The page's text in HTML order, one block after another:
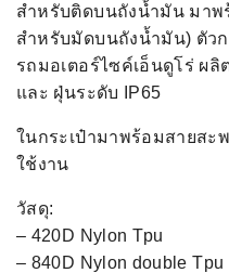
สำหรับติดบนถังนํ้ามัน มา
สำหรับมัดบนถังนํ้ามัน) ตัว
รถมอเตอร์ไซค์เอ็นดูโร่ ผ
และ ฝุ่นระดับ IP65
ในกระเป๋ามาพร้อมสายสะ
ใช้งาน
วัสดุ:
– 420D Nylon Tpu
– 840D Nylon double Tpu